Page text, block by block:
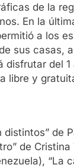
de la
En la
a los
sus casas,
del 1
libre y
de
de
“La